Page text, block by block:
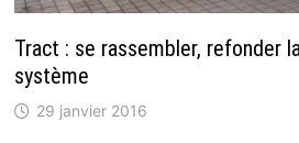
Tract : se rassembler, refonder
système
29 janvier 2016